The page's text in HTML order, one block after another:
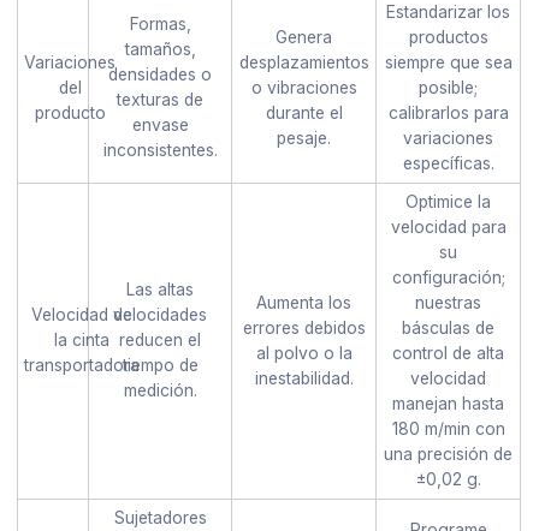
Variaciones
del
producto
Formas,
tamaños,
densidades o
texturas de
envase
inconsistentes.
Genera
desplazamientos
o vibraciones
durante el
pesaje.
Estandarizar los
productos
siempre que sea
posible;
calibrarlos para
variaciones
específicas.
Velocidad de
la cinta
transportadora
Las altas
velocidades
reducen el
tiempo de
medición.
Aumenta los
errores debidos
al polvo o la
inestabilidad.
Optimice la
velocidad para
su
configuración;
nuestras
básculas de
control de alta
velocidad
manejan hasta
180 m/min con
una precisión de
±0,02 g.
Sujetadores